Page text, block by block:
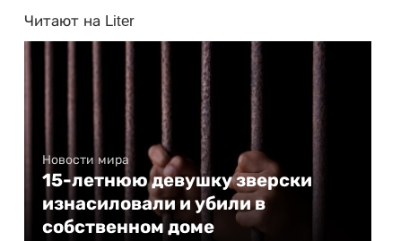
Читают на Liter
Новости мира
15-летнюю девушку зверски
изнасиловали и убили в
собственном доме